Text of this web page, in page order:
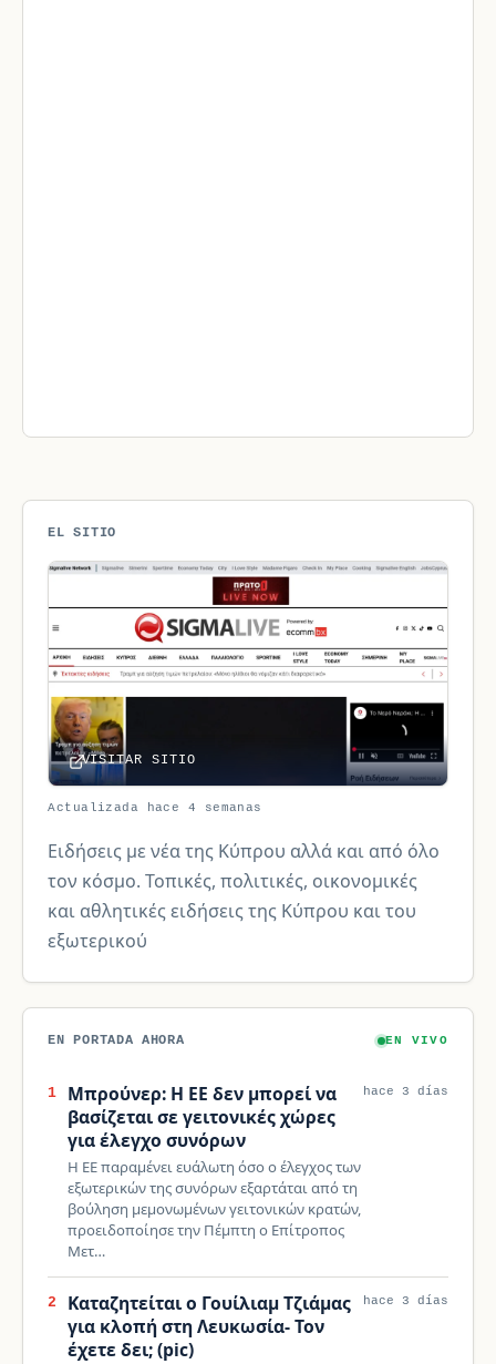
EL SITIO
VISITAR SITIO
Actualizada hace 4 semanas
Ειδήσεις με νέα της Κύπρου αλλά και από όλο
τον κόσμο. Τοπικές, πολιτικές, οικονομικές
και αθλητικές ειδήσεις της Κύπρου και του
εξωτερικού
EN PORTADA AHORA EN VIVO
1
Μπρούνερ: Η ΕΕ δεν μπορεί να
βασίζεται σε γειτονικές χώρες
για έλεγχο συνόρων
Η ΕΕ παραμένει ευάλωτη όσο ο έλεγχος των
εξωτερικών της συνόρων εξαρτάται από τη
βούληση μεμονωμένων γειτονικών κρατών,
προειδοποίησε την Πέμπτη ο Επίτροπος
Μετ…
hace 3 días
2
Καταζητείται ο Γουίλιαμ Τζιάμας
για κλοπή στη Λευκωσία- Τον
έχετε δει; (pic)
hace 3 días